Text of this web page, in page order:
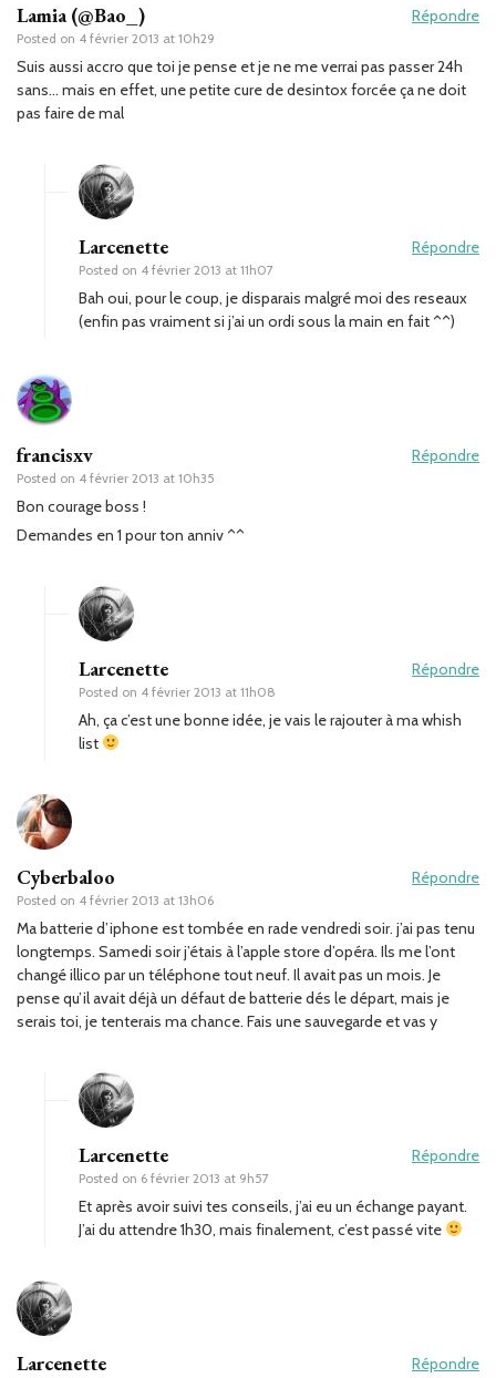
Lamia (@Bao_)
Posted on 4 février 2013 at 10h29
Répondre
Suis aussi accro que toi je pense et je ne me verrai pas passer 24h
sans… mais en effet, une petite cure de desintox forcée ça ne doit
pas faire de mal
Larcenette
Posted on 4 février 2013 at 11h07
Répondre
Bah oui, pour le coup, je disparais malgré moi des reseaux
(enfin pas vraiment si j’ai un ordi sous la main en fait ^^)
francisxv
Posted on 4 février 2013 at 10h35
Répondre
Bon courage boss !
Demandes en 1 pour ton anniv ^^
Larcenette
Posted on 4 février 2013 at 11h08
Répondre
Ah, ça c’est une bonne idée, je vais le rajouter à ma whish
list
Cyberbaloo
Posted on 4 février 2013 at 13h06
Répondre
Ma batterie d’iphone est tombée en rade vendredi soir. j’ai pas tenu
longtemps. Samedi soir j’étais à l’apple store d’opéra. Ils me l’ont
changé illico par un téléphone tout neuf. Il avait pas un mois. Je
pense qu’il avait déjà un défaut de batterie dés le départ, mais je
serais toi, je tenterais ma chance. Fais une sauvegarde et vas y
Larcenette
Posted on 6 février 2013 at 9h57
Répondre
Et après avoir suivi tes conseils, j’ai eu un échange payant.
J’ai du attendre 1h30, mais finalement, c’est passé vite
Larcenette Répondre